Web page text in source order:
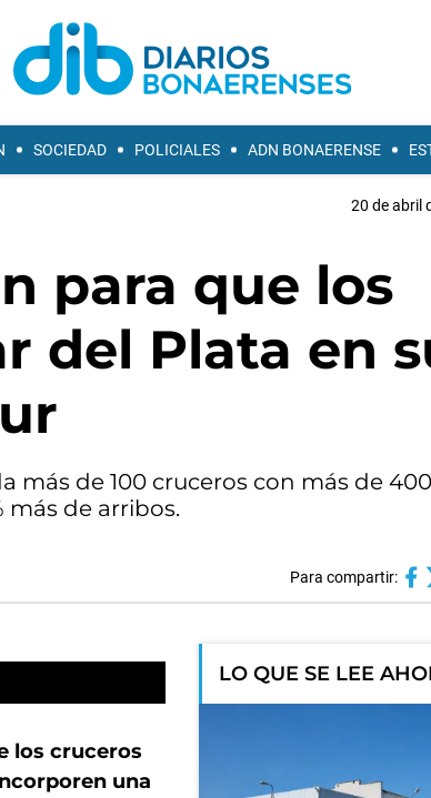
SOCIEDAD POLICIALES ADN BONAERENSE
20 de abril
para que los
del Plata en
más de 100 cruceros con más de
más de arribos.
Para compartir:
los cruceros
una
LO QUE SE LEE